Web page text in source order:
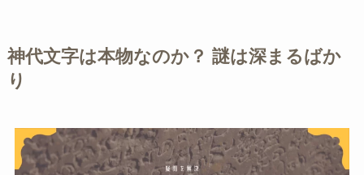
神代文字は本物なのか？ 謎は深まるばか
り